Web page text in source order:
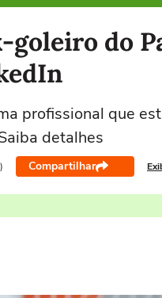
goleiro do
profissional que
detalhes
Compartilhar